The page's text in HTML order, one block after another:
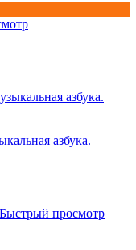
азбука.
Быстрый просмотр